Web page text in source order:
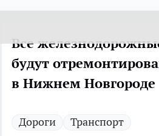
Все
будут
в Нижнем Новгороде
Дороги Транспорт